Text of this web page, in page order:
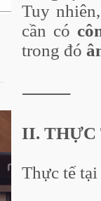
Tuy
cần có
trong đó
⸻
II. THỰC
Thực tế